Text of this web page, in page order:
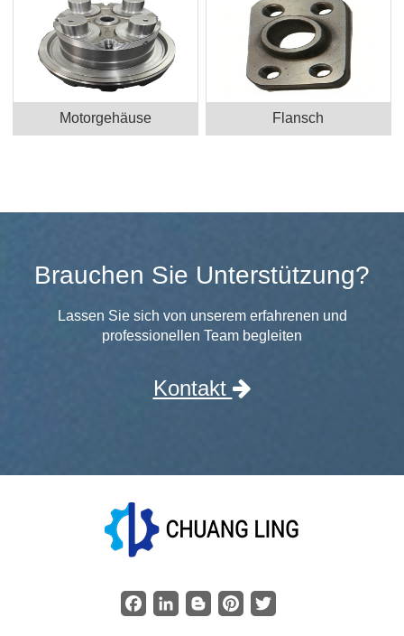
Motorgehäuse Flansch
Brauchen Sie Unterstützung?
Lassen Sie sich von unserem erfahrenen und
professionellen Team begleiten
Kontakt
Facebook
LinkedInBloggerPinterestTwitter